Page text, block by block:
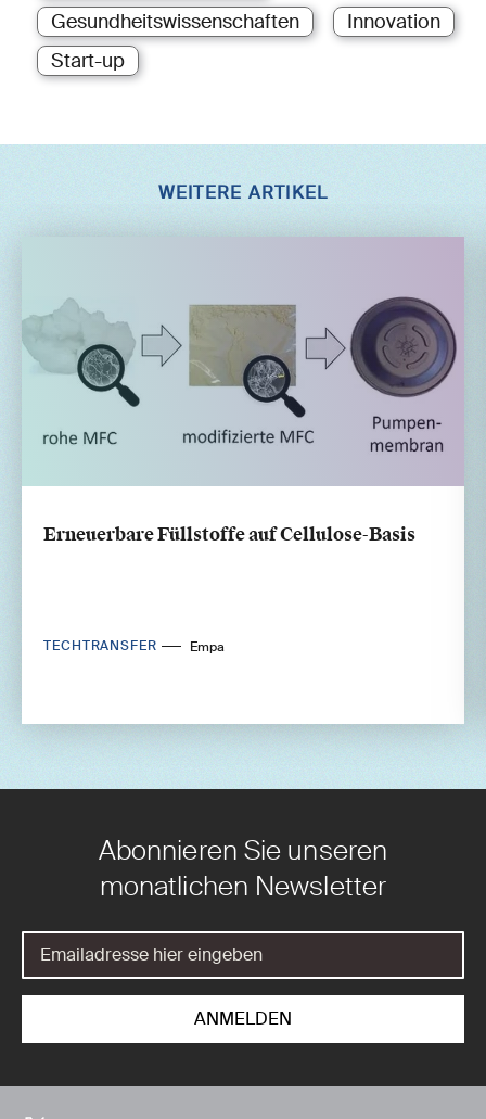
Gesundheitswissenschaften
Innovation
Start-up
WEITERE ARTIKEL
Erneuerbare Füllstoffe auf Cellulose-Basis
TECHTRANSFER Empa
Abonnieren Sie unseren
monatlichen Newsletter